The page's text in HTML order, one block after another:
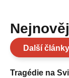
Další články
Tragédie na